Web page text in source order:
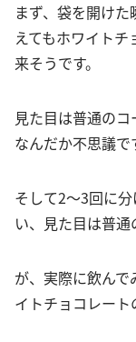
まず、袋を開け
えてもホワイト
来そうです。
見た目は普通のコ
なんだか不思議で
そして2〜3回に
い、見た目は普通
が、実際に飲ん
イトチョコレート